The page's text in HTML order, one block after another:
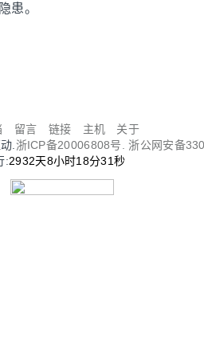
患。
留言 链接 主机
关于
. 浙ICP备20006808号. 浙公网安备
:2932天8小时18分31秒